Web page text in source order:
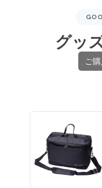
グッ
ご